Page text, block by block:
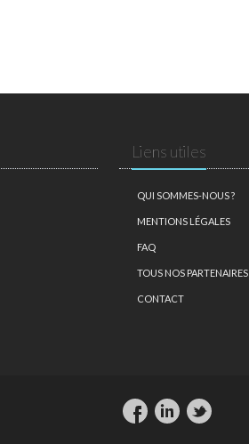
Liens utiles
QUI SOMMES-NOUS ?
MENTIONS LÉGALES
FAQ
TOUS NOS PARTENAIRES
CONTACT